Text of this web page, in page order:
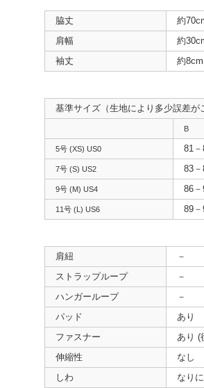
脇丈
約
肩幅
約
袖丈
約8cm
基準サイズ（生地により多少誤差が
B
5号 (XS) US0 81
7号 (S) US2 83
9号 (M) US4 86
11号 (L) US6 89
肩紐
－
ストラップループ
－
ハンガーループ
－
パッド
あり
ファスナー
あり (
伸縮性
なし
しわ
なり